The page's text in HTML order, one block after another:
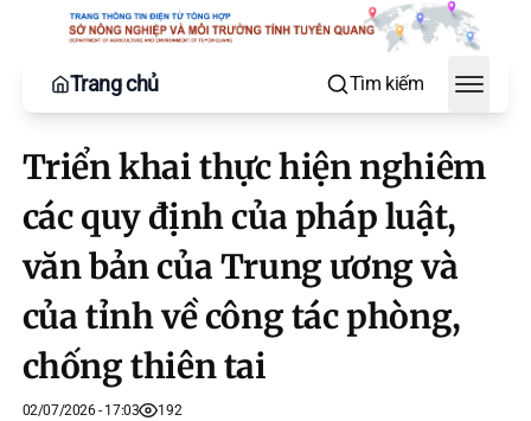
Trang chủ Tìm kiếm
Toggle
Triển khai thực hiện nghiêm
các quy định của pháp luật,
văn bản của Trung ương và
của tỉnh về công tác phòng,
chống thiên tai
02/07/2026 - 17:03 192